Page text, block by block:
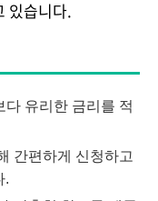
있습니다.
다 유리한 금리를 적
간편하게 신청하고
.